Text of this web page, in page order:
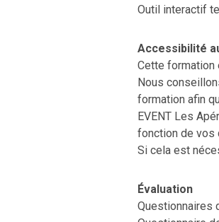
Outil interactif
Accessibilité
Cette formation
Nous
formation afin
EVENT Les
fonction de vos
Si cela est
Évaluation
Questionnaires